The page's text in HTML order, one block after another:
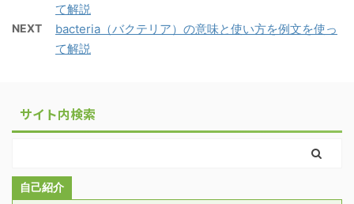
て解説
NEXT
bacteria（バクテリア）の意味と使い方を例文を使っ
て解説
サイト内検索
自己紹介